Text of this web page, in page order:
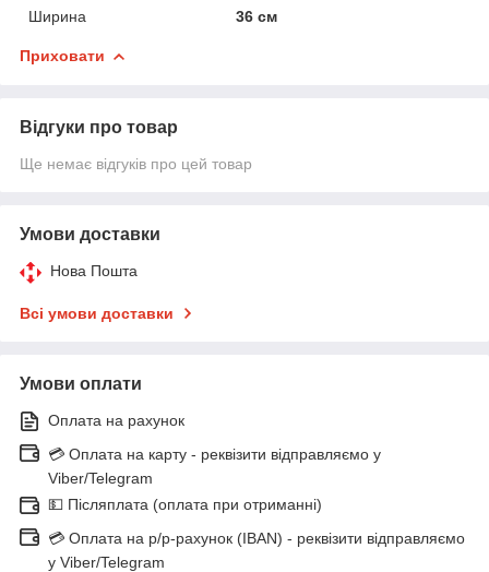
Ширина
36 см
Приховати
Відгуки про товар
Ще немає відгуків про цей товар
Умови доставки
Нова Пошта
Всі умови доставки
Умови оплати
Оплата на рахунок
💳 Оплата на карту - реквізити відправляємо у
Viber/Telegram
💵 Післяплата (оплата при отриманні)
💳 Оплата на р/р-рахунок (IBAN) - реквізити відправляємо
у Viber/Telegram